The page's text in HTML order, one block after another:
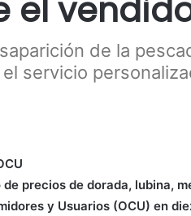
el
de la
servicio
precios de dorada, lubina,
y Usuarios (OCU) en